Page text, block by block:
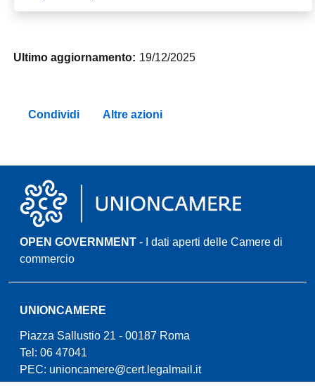
Ultimo aggiornamento: 19/12/2025
Condividi Altre azioni
OPEN GOVERNMENT - I dati aperti delle Camere di
commercio
UNIONCAMERE
Piazza Sallustio 21 - 00187 Roma
Tel: 06 47041
PEC: unioncamere@cert.legalmail.it